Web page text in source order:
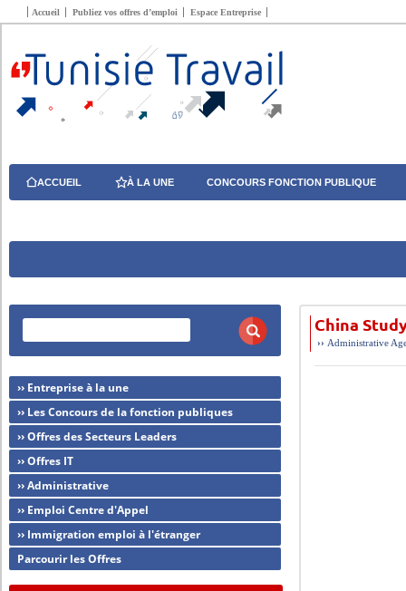
Accueil Publiez vos offres d’emploi Espace Entreprise
ACCUEIL À LA UNE CONCOURS FONCTION PUBLIQUE
China
›› Administrative
›› Entreprise à la une
›› Les Concours de la fonction publiques
›› Offres des Secteurs Leaders
›› Offres IT
›› Administrative
›› Emploi Centre d'Appel
›› Immigration emploi à l'étranger
Parcourir les Offres